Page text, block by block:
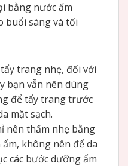
bằng nước ấm
buổi sáng và tối
trang nhẹ, đối với
bạn vẫn nên dùng
để tẩy trang trước
mặt sạch.
nên thấm nhẹ bằng
không nên để da
các bước dưỡng ẩm